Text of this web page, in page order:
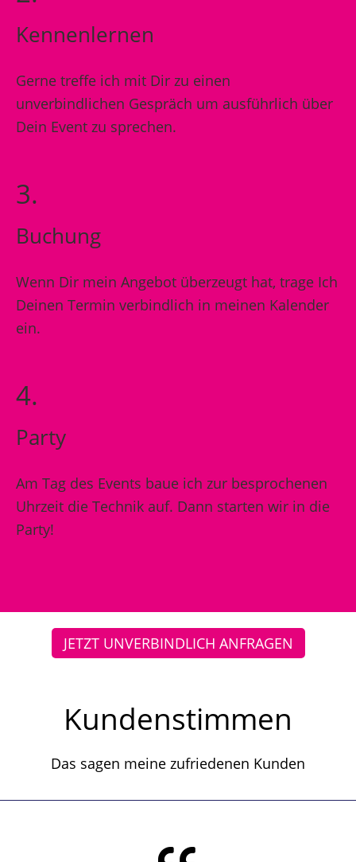
Kennenlernen
Gerne treffe ich mit Dir zu einen
unverbindlichen Gespräch um ausführlich über
Dein Event zu sprechen.
3.
Buchung
Wenn Dir mein Angebot überzeugt hat, trage Ich
Deinen Termin verbindlich in meinen Kalender
ein.
4.
Party
Am Tag des Events baue ich zur besprochenen
Uhrzeit die Technik auf. Dann starten wir in die
Party!
JETZT UNVERBINDLICH ANFRAGEN
Kundenstimmen
Das sagen meine zufriedenen Kunden